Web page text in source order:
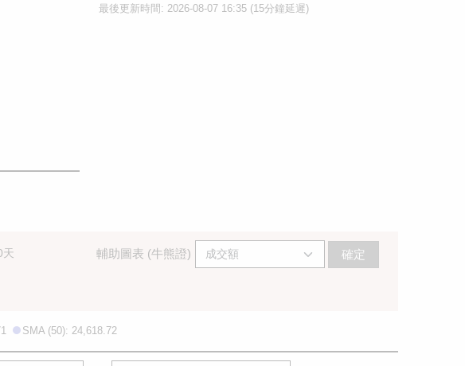
最後更新時間: 2026-08-07 16:35 (15分鐘延遲)
天 輔助圖表 (牛熊證) 確定
SMA (50): 24,618.72